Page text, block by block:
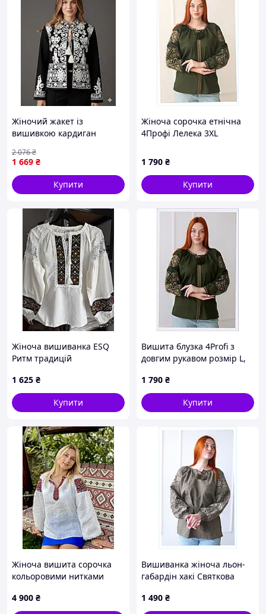
Жіночий жакет із
вишивкою кардиган
базовий класичний із
кашеміру на завязці
Shopingo
1 669 ₴
2 076₴
Купити
Жіноча сорочка етнічна
4Профі Лелека 3XL
1 790 ₴
Купити
Жіноча вишиванка ESQ
Ритм традицій
1 625 ₴
Купити
Вишита блузка 4Profi з
довгим рукавом розмір L,
1 790 ₴
Купити
Жіноча вишита сорочка
кольоровими нитками
Жінкам
4 900 ₴
Вишиванка жіноча льон-
габардін хакі Святкова
1 490 ₴